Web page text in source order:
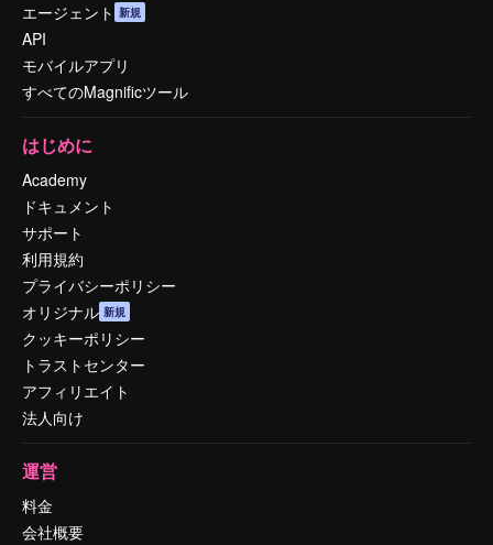
エージェント 新規
API
モバイルアプリ
すべてのMagnificツール
はじめに
Academy
ドキュメント
サポート
利用規約
プライバシーポリシー
オリジナル 新規
クッキーポリシー
トラストセンター
アフィリエイト
法人向け
運営
料金
会社概要